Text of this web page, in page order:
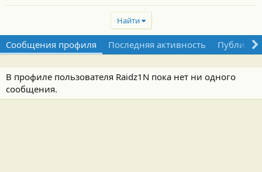
Найти
Сообщения профиля Последняя активность
В профиле пользователя Raidz1N пока нет ни одного
сообщения.